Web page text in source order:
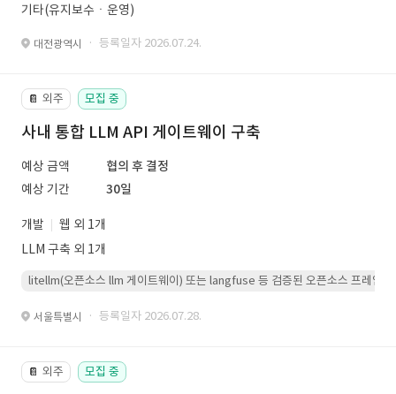
기타(유지보수ㆍ운영)
대전광역시 · 등록일자 2026.07.24.
📔 외주 모집 중
사내 통합 LLM API 게이트웨이 구축
예상 금액
협의 후 결정
예상 기간
30일
개발
웹 외 1개
LLM 구축 외 1개
litellm(오픈소스 llm 게이트웨이) 또는 langfuse 등 검증된 오픈소스 프레임워
서울특별시 · 등록일자 2026.07.28.
📔 외주 모집 중